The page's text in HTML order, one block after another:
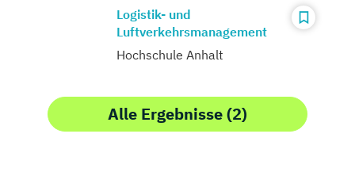
Logistik- und
Luftverkehrsmanagement
Hochschule Anhalt
Alle Ergebnisse (2)